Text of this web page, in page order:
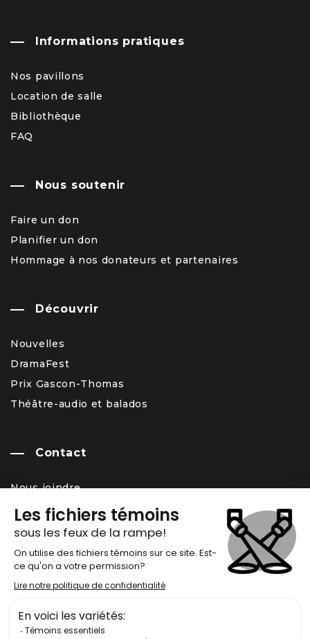
Informations pratiques
Nos pavillons
Location de salle
Bibliothèque
FAQ
Nous soutenir
Faire un don
Planifier un don
Hommage à nos donateurs et partenaires
Découvrir
Nouvelles
DramaFest
Prix Gascon-Thomas
Théâtre-audio et balados
Contact
Nous joindre
Équipe
Carrière – offres d’emploi
Infolettre
Chronos